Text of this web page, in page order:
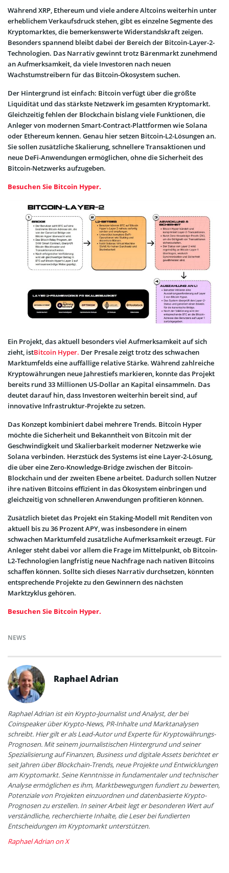
Während XRP, Ethereum und viele andere Altcoins weiterhin unter
erheblichem Verkaufsdruck stehen, gibt es einzelne Segmente des
Kryptomarktes, die bemerkenswerte Widerstandskraft zeigen.
Besonders spannend bleibt dabei der Bereich der Bitcoin-Layer-2-
Technologien. Das Narrativ gewinnt trotz Bärenmarkt zunehmend
an Aufmerksamkeit, da viele Investoren nach neuen
Wachstumstreibern für das Bitcoin-Ökosystem suchen.
Der Hintergrund ist einfach: Bitcoin verfügt über die größte
Liquidität und das stärkste Netzwerk im gesamten Kryptomarkt.
Gleichzeitig fehlen der Blockchain bislang viele Funktionen, die
Anleger von modernen Smart-Contract-Plattformen wie Solana
oder Ethereum kennen. Genau hier setzen Bitcoin-L2-Lösungen an.
Sie sollen zusätzliche Skalierung, schnellere Transaktionen und
neue DeFi-Anwendungen ermöglichen, ohne die Sicherheit des
Bitcoin-Netzwerks aufzugeben.
Besuchen Sie Bitcoin Hyper.
Ein Projekt, das aktuell besonders viel Aufmerksamkeit auf sich
zieht, istBitcoin Hyper. Der Presale zeigt trotz des schwachen
Marktumfelds eine auffällige relative Stärke. Während zahlreiche
Kryptowährungen neue Jahrestiefs markieren, konnte das Projekt
bereits rund 33 Millionen US-Dollar an Kapital einsammeln. Das
deutet darauf hin, dass Investoren weiterhin bereit sind, auf
innovative Infrastruktur-Projekte zu setzen.
Das Konzept kombiniert dabei mehrere Trends. Bitcoin Hyper
möchte die Sicherheit und Bekanntheit von Bitcoin mit der
Geschwindigkeit und Skalierbarkeit moderner Netzwerke wie
Solana verbinden. Herzstück des Systems ist eine Layer-2-Lösung,
die über eine Zero-Knowledge-Bridge zwischen der Bitcoin-
Blockchain und der zweiten Ebene arbeitet. Dadurch sollen Nutzer
ihre nativen Bitcoins effizient in das Ökosystem einbringen und
gleichzeitig von schnelleren Anwendungen profitieren können.
Zusätzlich bietet das Projekt ein Staking-Modell mit Renditen von
aktuell bis zu 36 Prozent APY, was insbesondere in einem
schwachen Marktumfeld zusätzliche Aufmerksamkeit erzeugt. Für
Anleger steht dabei vor allem die Frage im Mittelpunkt, ob Bitcoin-
L2-Technologien langfristig neue Nachfrage nach nativen Bitcoins
schaffen können. Sollte sich dieses Narrativ durchsetzen, könnten
entsprechende Projekte zu den Gewinnern des nächsten
Marktzyklus gehören.
Besuchen Sie Bitcoin Hyper.
NEWS
Raphael Adrian
Raphael Adrian ist ein Krypto-Journalist und Analyst, der bei
Coinspeaker über Krypto-News, PR-Inhalte und Marktanalysen
schreibt. Hier gilt er als Lead-Autor und Experte für Kryptowährungs-
Prognosen. Mit seinem journalistischen Hintergrund und seiner
Spezialisierung auf Finanzen, Business und digitale Assets berichtet er
seit Jahren über Blockchain-Trends, neue Projekte und Entwicklungen
am Kryptomarkt. Seine Kenntnisse in fundamentaler und technischer
Analyse ermöglichen es ihm, Marktbewegungen fundiert zu bewerten,
Potenziale von Projekten einzuordnen und datenbasierte Krypto-
Prognosen zu erstellen. In seiner Arbeit legt er besonderen Wert auf
verständliche, recherchierte Inhalte, die Leser bei fundierten
Entscheidungen im Kryptomarkt unterstützen.
Raphael Adrian on X